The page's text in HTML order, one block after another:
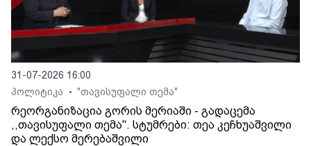
31-07-2026 16:00
პოლიტიკა
• "თავისუფალი თემა"
რეორგანიზაცია გორის მერიაში - გადაცემა
,,თავისუფალი თემა". სტუმრები: თეა კეჩხუაშვილი
და ლექსო მერებაშვილი